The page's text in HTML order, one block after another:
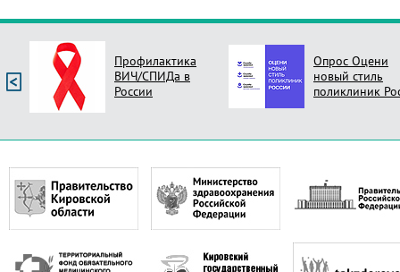
Профилактика
ВИЧ/СПИДа в
России
Опрос Оцени
новый стиль
поликлиник